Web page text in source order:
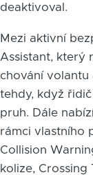
deaktivoval.
Mezi aktivní
Assistant, který
chování volantu
tehdy, když
pruh. Dále
rámci vlastního
Collision
kolize,